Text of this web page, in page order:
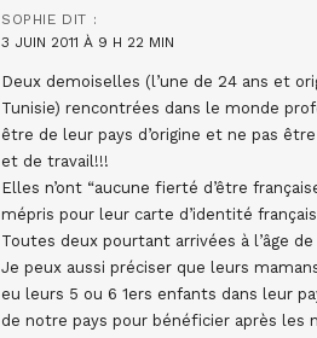
SOPHIE DIT :
3 JUIN 2011 À 9 H 22 MIN
Deux demoiselles (l’une de 24 ans et
Tunisie) rencontrées dans le monde
être de leur pays d’origine et ne pas
et de travail!!!
Elles n’ont “aucune fierté d’être
mépris pour leur carte d’identité
Toutes deux pourtant arrivées à l’âge
Je peux aussi préciser que leurs
eu leurs 5 ou 6 1ers enfants dans leur
de notre pays pour bénéficier après les